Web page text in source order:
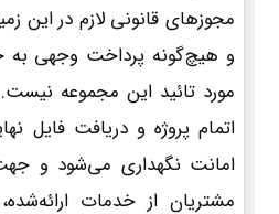
مجوزهای قانونی لازم در این
و هیچ‌گونه پرداخت وجهی
مورد تائید این مجموعه
اتمام پروژه و دریافت فایل
امانت نگهداری می‌شود و
مشتریان از خدمات